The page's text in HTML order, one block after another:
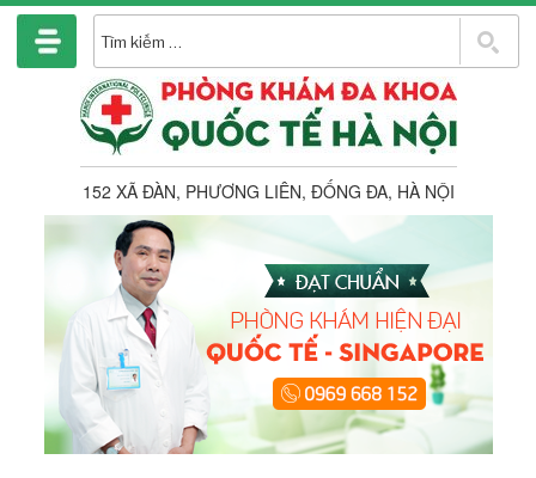
Chuyển
phần
152 XÃ ĐÀN, PHƯƠNG LIÊN, ĐỐNG ĐA, HÀ NỘI